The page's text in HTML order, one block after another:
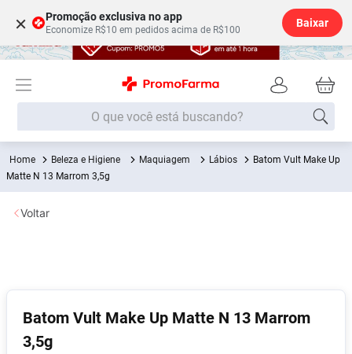
× Promoção exclusiva no app
Economize R$10 em pedidos acima de R$100
Baixar
O que você está buscando?
Beleza e Higiene Maquiagem Lábios
Batom Vult Make Up
Matte N 13 Marrom 3,5g
Batom Vult Make Up Matte N 13 Marrom
3,5g
Voltar
Termos mais buscados
1º Fralda
2
6º Shampoo
7